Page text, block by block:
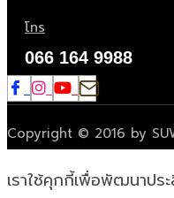
โทร
066 164 9988
Copyright © 2016 by
เราใช้คุกกี้เพื่อพัฒนาปร